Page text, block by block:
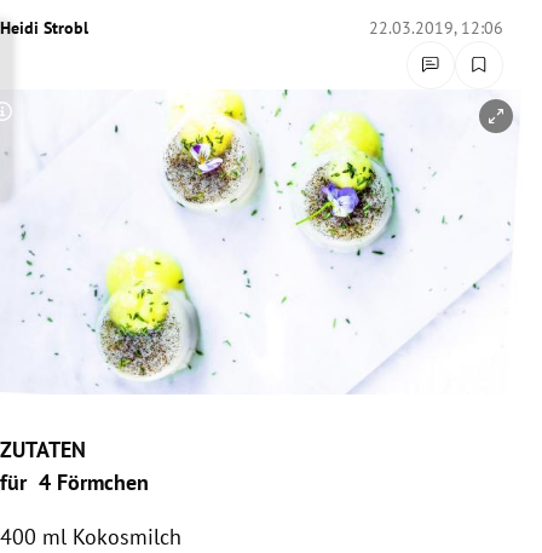
Untermenü
Untermenü
Untermenü
Untermenü
Untermenü
Untermenü
Untermenü
Heidi Strobl 22.03.2019, 12:06
Copyright-Hinweis öffnen/schließen
ZUTATEN
für 4 Förmchen
400 ml Kokosmilch